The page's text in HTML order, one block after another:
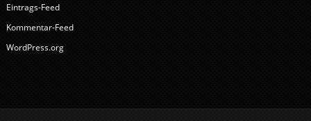
Eintrags-Feed
Kommentar-Feed
WordPress.org